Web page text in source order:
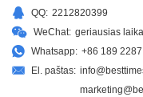
QQ: 2212820399
WeChat: geriausias
Whatsapp: +86 189
El. paštas: